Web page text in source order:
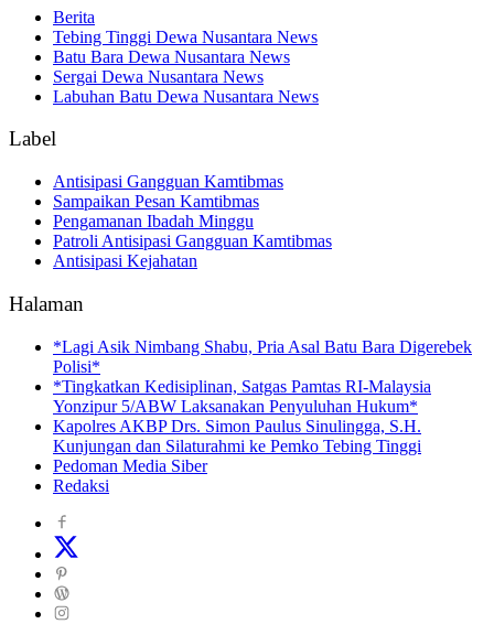
Berita
Tebing Tinggi Dewa Nusantara News
Batu Bara Dewa Nusantara News
Sergai Dewa Nusantara News
Labuhan Batu Dewa Nusantara News
Label
Antisipasi Gangguan Kamtibmas
Sampaikan Pesan Kamtibmas
Pengamanan Ibadah Minggu
Patroli Antisipasi Gangguan Kamtibmas
Antisipasi Kejahatan
Halaman
*Lagi Asik Nimbang Shabu, Pria Asal Batu Bara Digerebek
Polisi*
*Tingkatkan Kedisiplinan, Satgas Pamtas RI-Malaysia
Yonzipur 5/ABW Laksanakan Penyuluhan Hukum*
Kapolres AKBP Drs. Simon Paulus Sinulingga, S.H.
Kunjungan dan Silaturahmi ke Pemko Tebing Tinggi
Pedoman Media Siber
Redaksi